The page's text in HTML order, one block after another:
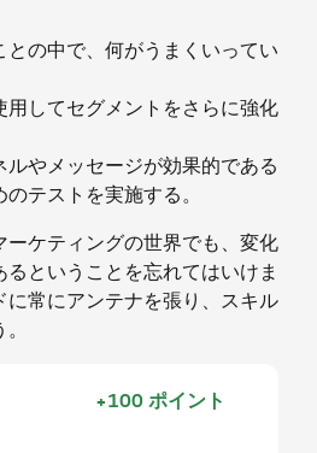
との中で、何がうまくいってい
用してセグメントをさらに強化
ルやメッセージが効果的である
テストを実施する。
ケティングの世界でも、変化
ということを忘れてはいけま
常にアンテナを張り、スキル